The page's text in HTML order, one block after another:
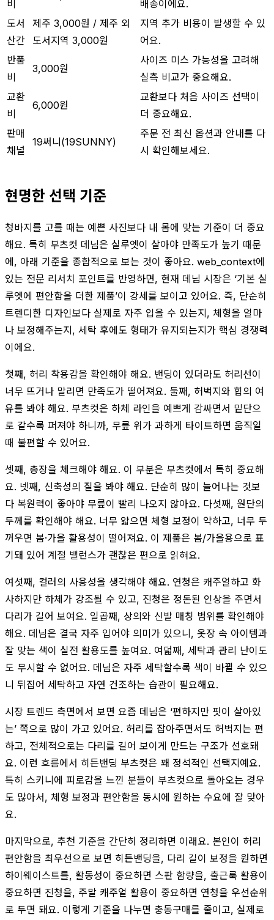
비
배송이에요.
도서
산간
제주 3,000원 / 제주 외
도서지역 3,000원
지역 추가 비용이 발생할 수 있
어요.
반품
비
3,000원
사이즈 미스 가능성을 고려해
실측 비교가 중요해요.
교환
비
6,000원
교환보다 처음 사이즈 선택이
더 중요해요.
판매
채널
19써니(19SUNNY)
주문 전 최신 옵션과 안내를 다
시 확인해보세요.
현명한 선택 기준
청바지를 고를 때는 예쁜 사진보다 내 몸에 맞는 기준이 더 중요
해요. 특히 부츠컷 데님은 실루엣이 살아야 만족도가 높기 때문
에, 아래 기준을 종합적으로 보는 것이 좋아요. web_context에
있는 전문 리서치 포인트를 반영하면, 현재 데님 시장은 ‘기본 실
루엣에 편안함을 더한 제품’이 강세를 보이고 있어요. 즉, 단순히
트렌디한 디자인보다 실제로 자주 입을 수 있는지, 체형을 얼마
나 보정해주는지, 세탁 후에도 형태가 유지되는지가 핵심 경쟁력
이에요.
첫째, 허리 착용감을 확인해야 해요. 밴딩이 있더라도 허리선이
너무 뜨거나 말리면 만족도가 떨어져요. 둘째, 허벅지와 힙의 여
유를 봐야 해요. 부츠컷은 하체 라인을 예쁘게 감싸면서 밑단으
로 갈수록 퍼져야 하니까, 무릎 위가 과하게 타이트하면 움직일
때 불편할 수 있어요.
셋째, 총장을 체크해야 해요. 이 부분은 부츠컷에서 특히 중요해
요. 넷째, 신축성의 질을 봐야 해요. 단순히 많이 늘어나는 것보
다 복원력이 좋아야 무릎이 빨리 나오지 않아요. 다섯째, 원단의
두께를 확인해야 해요. 너무 얇으면 체형 보정이 약하고, 너무 두
꺼우면 봄·가을 활용성이 떨어져요. 이 제품은 봄/가을용으로 표
기돼 있어 계절 밸런스가 괜찮은 편으로 읽혀요.
여섯째, 컬러의 사용성을 생각해야 해요. 연청은 캐주얼하고 화
사하지만 하체가 강조될 수 있고, 진청은 정돈된 인상을 주면서
다리가 길어 보여요. 일곱째, 상의와 신발 매칭 범위를 확인해야
해요. 데님은 결국 자주 입어야 의미가 있으니, 옷장 속 아이템과
잘 맞는 색이 실전 활용도를 높여요. 여덟째, 세탁과 관리 난이도
도 무시할 수 없어요. 데님은 자주 세탁할수록 색이 바뀔 수 있으
니 뒤집어 세탁하고 자연 건조하는 습관이 필요해요.
시장 트렌드 측면에서 보면 요즘 데님은 ‘편하지만 핏이 살아있
는’ 쪽으로 많이 가고 있어요. 허리를 잡아주면서도 허벅지는 편
하고, 전체적으로는 다리를 길어 보이게 만드는 구조가 선호돼
요. 이런 흐름에서 히든밴딩 부츠컷은 꽤 정석적인 선택지예요.
특히 스키니에 피로감을 느낀 분들이 부츠컷으로 돌아오는 경우
도 많아서, 체형 보정과 편안함을 동시에 원하는 수요에 잘 맞아
요.
마지막으로, 추천 기준을 간단히 정리하면 이래요. 본인이 허리
편안함을 최우선으로 보면 히든밴딩을, 다리 길이 보정을 원하면
하이웨이스트를, 활동성이 중요하면 스판 함량을, 출근룩 활용이
중요하면 진청을, 주말 캐주얼 활용이 중요하면 연청을 우선순위
로 두면 돼요. 이렇게 기준을 나누면 충동구매를 줄이고, 실제로